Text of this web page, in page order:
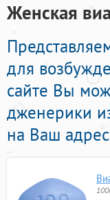
Женская
для
сайте Вы
дженерики
на Ваш